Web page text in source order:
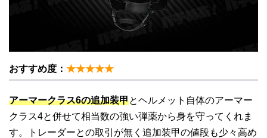
おすすめ度： ★★★★★
アーマークラス6の追加装甲とヘルメット自体のアーマー
クラス4と併せて相当数の強い弾薬から身を守ってくれま
す。トレーダーとの取引が無く追加装甲の値段も少々高め